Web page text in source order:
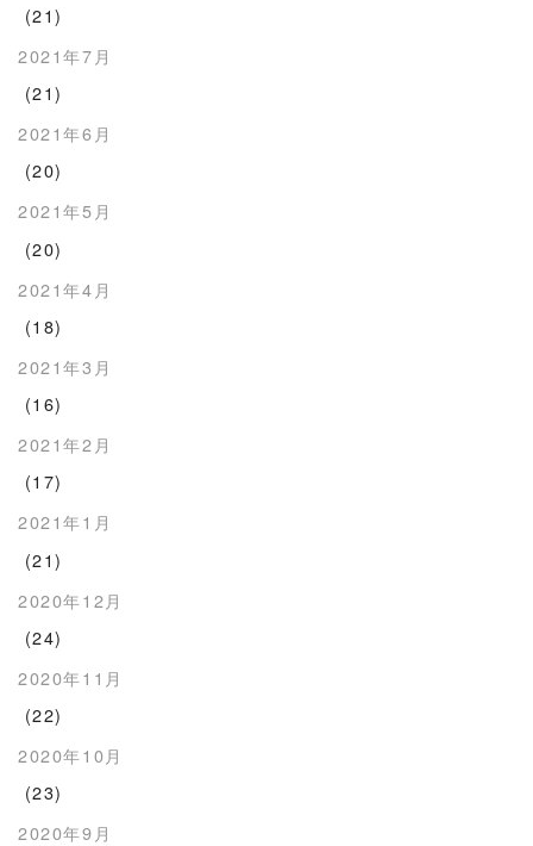
(21)
2021年7月
(21)
2021年6月
(20)
2021年5月
(20)
2021年4月
(18)
2021年3月
(16)
2021年2月
(17)
2021年1月
(21)
2020年12月
(24)
2020年11月
(22)
2020年10月
(23)
2020年9月